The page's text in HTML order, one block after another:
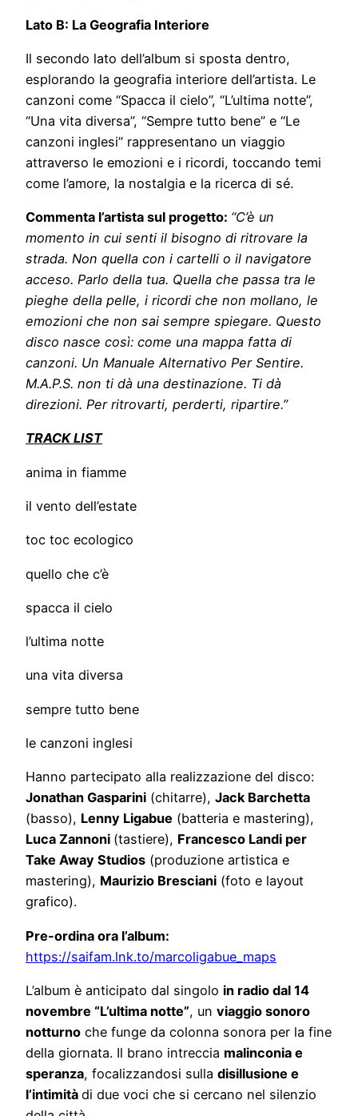
Lato B: La Geografia Interiore
Il secondo lato dell’album si sposta dentro,
esplorando la geografia interiore dell’artista. Le
canzoni come “Spacca il cielo”, “L’ultima notte”,
“Una vita diversa”, “Sempre tutto bene” e “Le
canzoni inglesi” rappresentano un viaggio
attraverso le emozioni e i ricordi, toccando temi
come l’amore, la nostalgia e la ricerca di sé.
Commenta l’artista sul progetto: “C’è un
momento in cui senti il bisogno di ritrovare la
strada. Non quella con i cartelli o il navigatore
acceso. Parlo della tua. Quella che passa tra le
pieghe della pelle, i ricordi che non mollano, le
emozioni che non sai sempre spiegare. Questo
disco nasce così: come una mappa fatta di
canzoni. Un Manuale Alternativo Per Sentire.
M.A.P.S. non ti dà una destinazione. Ti dà
direzioni. Per ritrovarti, perderti, ripartire.”
TRACK LIST
anima in fiamme
il vento dell’estate
toc toc ecologico
quello che c’è
spacca il cielo
l’ultima notte
una vita diversa
sempre tutto bene
le canzoni inglesi
Hanno partecipato alla realizzazione del disco:
Jonathan Gasparini (chitarre), Jack Barchetta
(basso), Lenny Ligabue (batteria e mastering),
Luca Zannoni (tastiere), Francesco Landi per
Take Away Studios (produzione artistica e
mastering), Maurizio Bresciani (foto e layout
grafico).
Pre-ordina ora l’album:
https://saifam.lnk.to/marcoligabue_maps
L’album è anticipato dal singolo in radio dal 14
novembre “L’ultima notte”, un viaggio sonoro
notturno che funge da colonna sonora per la fine
della giornata. Il brano intreccia malinconia e
speranza, focalizzandosi sulla disillusione e
l’intimità di due voci che si cercano nel silenzio